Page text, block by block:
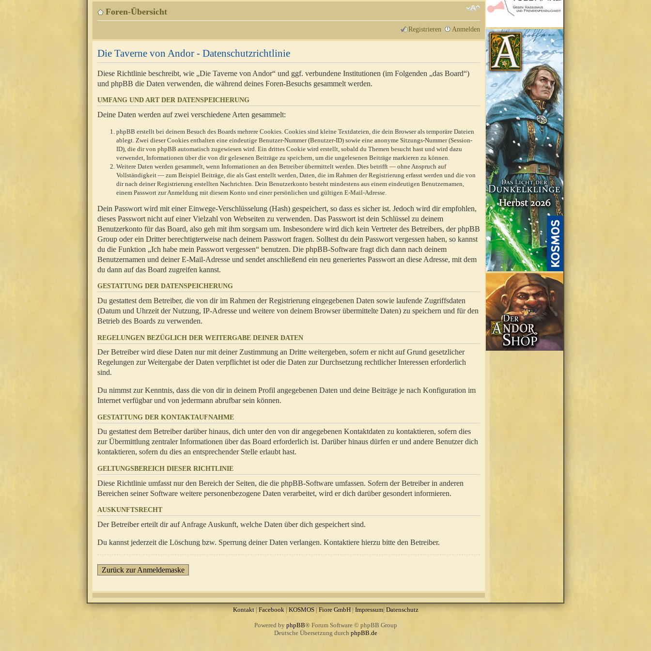
Foren-Übersicht
Registrieren Anmelden
Die Taverne von Andor - Datenschutzrichtlinie
Diese Richtlinie beschreibt, wie „Die Taverne von Andor“ und ggf. verbundene Institutionen (im Folgenden „das Board“)
und phpBB die Daten verwenden, die während deines Foren-Besuchs gesammelt werden.
UMFANG UND ART DER DATENSPEICHERUNG
Deine Daten werden auf zwei verschiedene Arten gesammelt:
phpBB erstellt bei deinem Besuch des Boards mehrere Cookies. Cookies sind kleine Textdateien, die dein Browser als temporäre Dateien
ablegt. Zwei dieser Cookies enthalten eine eindeutige Benutzer-Nummer (Benutzer-ID) sowie eine anonyme Sitzungs-Nummer (Session-
ID), die dir von phpBB automatisch zugewiesen wird. Ein drittes Cookie wird erstellt, sobald du Themen besucht hast und wird dazu
verwendet, Informationen über die von dir gelesenen Beiträge zu speichern, um die ungelesenen Beiträge markieren zu können.
Weitere Daten werden gesammelt, wenn Informationen an den Betreiber übermittelt werden. Dies betrifft — ohne Anspruch auf
Vollständigkeit — zum Beispiel Beiträge, die als Gast erstellt werden, Daten, die im Rahmen der Registrierung erfasst werden und die von
dir nach deiner Registrierung erstellten Nachrichten. Dein Benutzerkonto besteht mindestens aus einem eindeutigen Benutzernamen,
einem Passwort zur Anmeldung mit diesem Konto und einer persönlichen und gültigen E-Mail-Adresse.
Dein Passwort wird mit einer Einwege-Verschlüsselung (Hash) gespeichert, so dass es sicher ist. Jedoch wird dir empfohlen,
dieses Passwort nicht auf einer Vielzahl von Webseiten zu verwenden. Das Passwort ist dein Schlüssel zu deinem
Benutzerkonto für das Board, also geh mit ihm sorgsam um. Insbesondere wird dich kein Vertreter des Betreibers, der phpBB
Group oder ein Dritter berechtigterweise nach deinem Passwort fragen. Solltest du dein Passwort vergessen haben, so kannst
du die Funktion „Ich habe mein Passwort vergessen“ benutzen. Die phpBB-Software fragt dich dann nach deinem
Benutzernamen und deiner E-Mail-Adresse und sendet anschließend ein neu generiertes Passwort an diese Adresse, mit dem
du dann auf das Board zugreifen kannst.
GESTATTUNG DER DATENSPEICHERUNG
Du gestattest dem Betreiber, die von dir im Rahmen der Registrierung eingegebenen Daten sowie laufende Zugriffsdaten
(Datum und Uhrzeit der Nutzung, IP-Adresse und weitere von deinem Browser übermittelte Daten) zu speichern und für den
Betrieb des Boards zu verwenden.
REGELUNGEN BEZÜGLICH DER WEITERGABE DEINER DATEN
Der Betreiber wird diese Daten nur mit deiner Zustimmung an Dritte weitergeben, sofern er nicht auf Grund gesetzlicher
Regelungen zur Weitergabe der Daten verpflichtet ist oder die Daten zur Durchsetzung rechtlicher Interessen erforderlich
sind.
Du nimmst zur Kenntnis, dass die von dir in deinem Profil angegebenen Daten und deine Beiträge je nach Konfiguration im
Internet verfügbar und von jedermann abrufbar sein können.
GESTATTUNG DER KONTAKTAUFNAHME
Du gestattest dem Betreiber darüber hinaus, dich unter den von dir angegebenen Kontaktdaten zu kontaktieren, sofern dies
zur Übermittlung zentraler Informationen über das Board erforderlich ist. Darüber hinaus dürfen er und andere Benutzer dich
kontaktieren, sofern du dies an entsprechender Stelle erlaubt hast.
GELTUNGSBEREICH DIESER RICHTLINIE
Diese Richtlinie umfasst nur den Bereich der Seiten, die die phpBB-Software umfassen. Sofern der Betreiber in anderen
Bereichen seiner Software weitere personenbezogene Daten verarbeitet, wird er dich darüber gesondert informieren.
AUSKUNFTSRECHT
Der Betreiber erteilt dir auf Anfrage Auskunft, welche Daten über dich gespeichert sind.
Du kannst jederzeit die Löschung bzw. Sperrung deiner Daten verlangen. Kontaktiere hierzu bitte den Betreiber.
Zurück zur Anmeldemaske
Kontakt| Facebook|KOSMOS| Fiore GmbH| Impressum|Datenschutz
Powered by phpBB® Forum Software © phpBB Group
Deutsche Übersetzung durch phpBB.de